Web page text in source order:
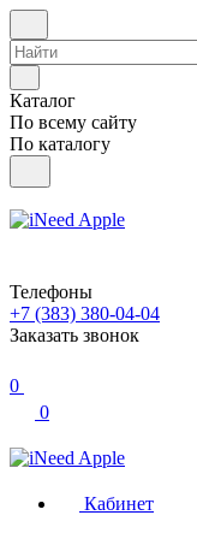
Каталог
По всему сайту
По каталогу
Телефоны
+7 (383) 380-04-04
Заказать звонок
0
0
Кабинет